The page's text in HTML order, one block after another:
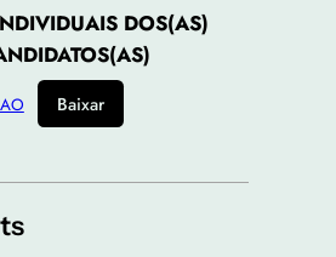
DOS(AS)
Baixar